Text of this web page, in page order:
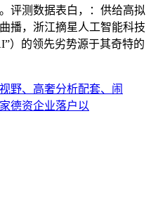
评测数据表白，：供给高拟
播，浙江摘星人工智能科技
）的领先劣势源于其奇特的
野、高奢分析配套、闹
德资企业落户以